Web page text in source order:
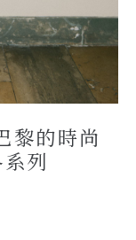
黎的時尚
列